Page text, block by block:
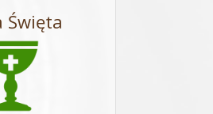
Święta